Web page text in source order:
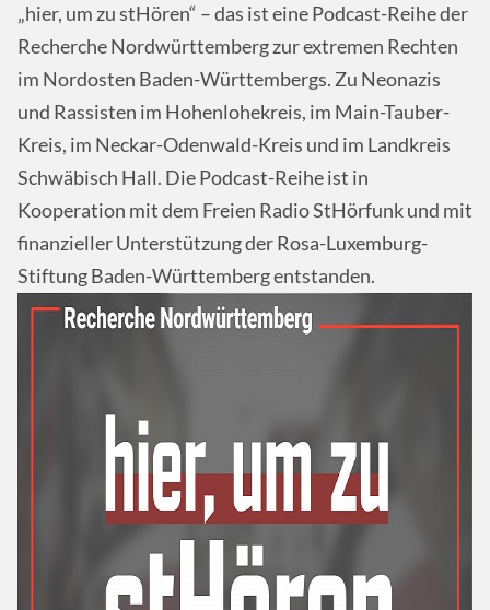
„hier, um zu stHören“ – das ist eine Podcast-Reihe der
Recherche Nordwürttemberg zur extremen Rechten
im Nordosten Baden-Württembergs. Zu Neonazis
und Rassisten im Hohenlohekreis, im Main-Tauber-
Kreis, im Neckar-Odenwald-Kreis und im Landkreis
Schwäbisch Hall. Die Podcast-Reihe ist in
Kooperation mit dem Freien Radio StHörfunk und mit
finanzieller Unterstützung der Rosa-Luxemburg-
Stiftung Baden-Württemberg entstanden.